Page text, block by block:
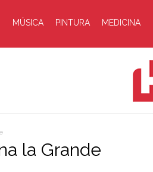
MÚSICA PINTURA MEDICINA
la Grande